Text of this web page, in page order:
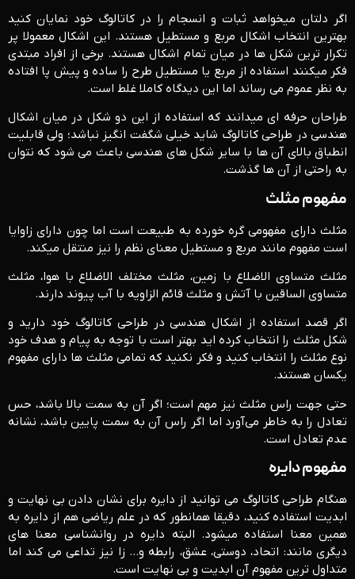
اگر دلتان می­خواهد ثبات و انسجام را در کاتالوگ خود نمایان کنید
بهترین انتخاب اشکال مربع و مستطیل هستند. این اشکال معمولا پر
تکرار ترین شکل ها در میان تمام اشکال هستند. برخی از افراد مبتدی
فکر میکنند استفاده از مربع یا مستطیل طرح را ساده و پیش پا افتاده
به نظر عموم می رساند اما این دیدگاه کاملا غلط است.
طراحان حرفه ای میدانند که استفاده از این دو شکل در میان اشکال
هندسی در طراحی کاتالوگ شاید خیلی شگفت انگیز نباشد؛ ولی قابلیت
انطباق بالای آن ها با سایر شکل های هندسی باعث می شود که نتوان
به راحتی از آن ها گذشت.
مفهوم مثلث
مثلث دارای مفهومی گره خورده به طبیعت است اما چون دارای زاوایا
است مفهوم مانند مربع و مستطیل معنای نظم را نیز منتقل میکند.
مثلث متساوی الاضلاع با زمین، مثلث مختلف الاضلاع با هوا، مثلث
متساوی الساقین با آتش و مثلث قائم الزاویه با آب پیوند دارند.
اگر قصد استفاده از اشکال هندسی در طراحی کاتالوگ خود دارید و
شکل مثلث را انتخاب کرده اید بهتر است با توجه به پیام و هدف خود
نوع مثلث را انتخاب کنید و فکر نکنید که تمامی مثلث ها دارای مفهوم
یکسان هستند.
حتی جهت راس مثلث نیز مهم است؛ اگر آن به سمت بالا باشد، حس
تعادل را به خاطر می‌آورد اما اگر راس آن به سمت پایین باشد، نشانه
عدم تعادل است.
مفهوم دایره
هنگام طراحی کاتالوگ می توانید از دایره برای نشان دادن بی نهایت و
ابدیت استفاده کنید، دقیقا همانطور که در علم ریاضی هم از دایره به
همین معنا استفاده میشود. البته دایره در روانشناسی معنا های
دیگری مانند: اتحاد، دوستی، عشق، رابطه و… زا نیز تداعی می کند اما
متداول ترین مفهوم آن ابدیت و بی نهایت است.